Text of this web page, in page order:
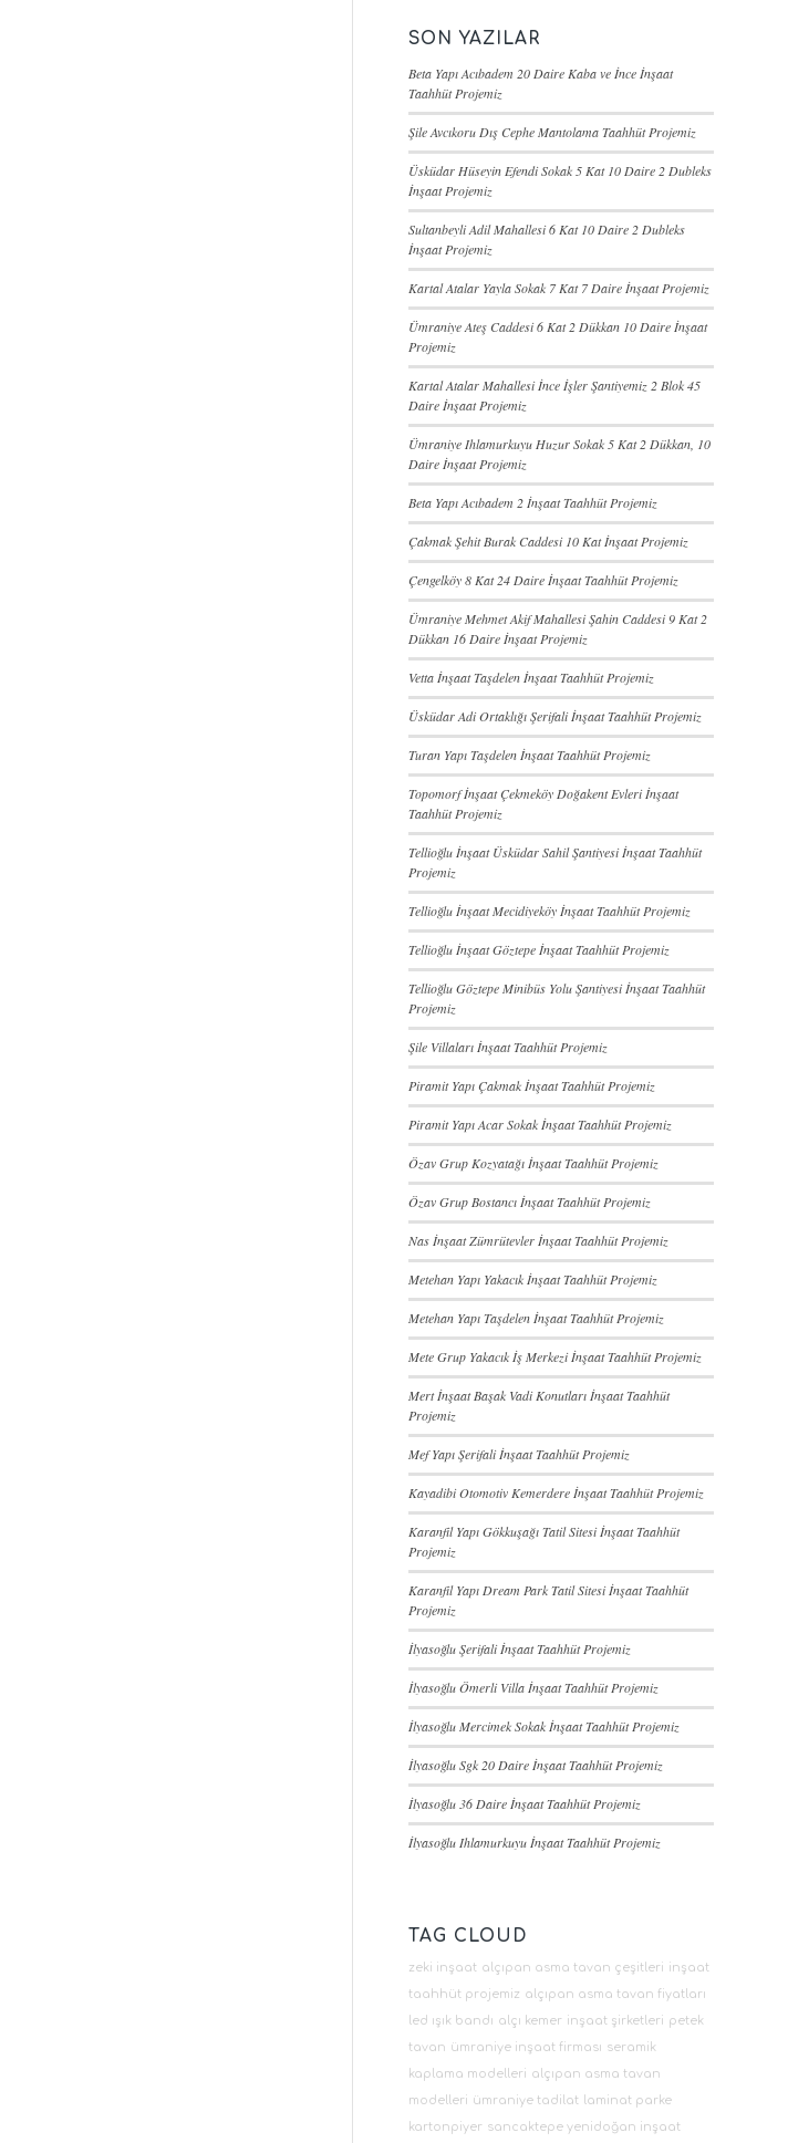
SON YAZILAR
Beta Yapı Acıbadem 20 Daire Kaba ve İnce İnşaat
Taahhüt Projemiz
Şile Avcıkoru Dış Cephe Mantolama Taahhüt Projemiz
Üsküdar Hüseyin Efendi Sokak 5 Kat 10 Daire 2 Dubleks
İnşaat Projemiz
Sultanbeyli Adil Mahallesi 6 Kat 10 Daire 2 Dubleks
İnşaat Projemiz
Kartal Atalar Yayla Sokak 7 Kat 7 Daire İnşaat Projemiz
Ümraniye Ateş Caddesi 6 Kat 2 Dükkan 10 Daire İnşaat
Projemiz
Kartal Atalar Mahallesi İnce İşler Şantiyemiz 2 Blok 45
Daire İnşaat Projemiz
Ümraniye Ihlamurkuyu Huzur Sokak 5 Kat 2 Dükkan, 10
Daire İnşaat Projemiz
Beta Yapı Acıbadem 2 İnşaat Taahhüt Projemiz
Çakmak Şehit Burak Caddesi 10 Kat İnşaat Projemiz
Çengelköy 8 Kat 24 Daire İnşaat Taahhüt Projemiz
Ümraniye Mehmet Akif Mahallesi Şahin Caddesi 9 Kat 2
Dükkan 16 Daire İnşaat Projemiz
Vetta İnşaat Taşdelen İnşaat Taahhüt Projemiz
Üsküdar Adi Ortaklığı Şerifali İnşaat Taahhüt Projemiz
Turan Yapı Taşdelen İnşaat Taahhüt Projemiz
Topomorf İnşaat Çekmeköy Doğakent Evleri İnşaat
Taahhüt Projemiz
Tellioğlu İnşaat Üsküdar Sahil Şantiyesi İnşaat Taahhüt
Projemiz
Tellioğlu İnşaat Mecidiyeköy İnşaat Taahhüt Projemiz
Tellioğlu İnşaat Göztepe İnşaat Taahhüt Projemiz
Tellioğlu Göztepe Minibüs Yolu Şantiyesi İnşaat Taahhüt
Projemiz
Şile Villaları İnşaat Taahhüt Projemiz
Piramit Yapı Çakmak İnşaat Taahhüt Projemiz
Piramit Yapı Acar Sokak İnşaat Taahhüt Projemiz
Özav Grup Kozyatağı İnşaat Taahhüt Projemiz
Özav Grup Bostancı İnşaat Taahhüt Projemiz
Nas İnşaat Zümrütevler İnşaat Taahhüt Projemiz
Metehan Yapı Yakacık İnşaat Taahhüt Projemiz
Metehan Yapı Taşdelen İnşaat Taahhüt Projemiz
Mete Grup Yakacık İş Merkezi İnşaat Taahhüt Projemiz
Mert İnşaat Başak Vadi Konutları İnşaat Taahhüt
Projemiz
Mef Yapı Şerifali İnşaat Taahhüt Projemiz
Kayadibi Otomotiv Kemerdere İnşaat Taahhüt Projemiz
Karanfil Yapı Gökkuşağı Tatil Sitesi İnşaat Taahhüt
Projemiz
Karanfil Yapı Dream Park Tatil Sitesi İnşaat Taahhüt
Projemiz
İlyasoğlu Şerifali İnşaat Taahhüt Projemiz
İlyasoğlu Ömerli Villa İnşaat Taahhüt Projemiz
İlyasoğlu Mercimek Sokak İnşaat Taahhüt Projemiz
İlyasoğlu Sgk 20 Daire İnşaat Taahhüt Projemiz
İlyasoğlu 36 Daire İnşaat Taahhüt Projemiz
İlyasoğlu Ihlamurkuyu İnşaat Taahhüt Projemiz
TAG CLOUD
zeki inşaat alçıpan asma tavan çeşitleri inşaat
taahhüt projemiz alçıpan asma tavan fiyatları
led ışık bandı alçı kemer inşaat şirketleri petek
tavan ümraniye inşaat firması seramik
kaplama modelleri alçıpan asma tavan
modelleri ümraniye tadilat laminat parke
kartonpiyer sancaktepe yenidoğan inşaat